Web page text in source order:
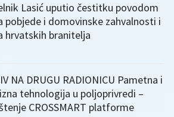
Lasić uputio čestitku povodom
pobjede i domovinske zahvalnosti i
hrvatskih branitelja
NA DRUGU RADIONICU Pametna i
tehnologija u poljoprivredi –
CROSSMART platforme